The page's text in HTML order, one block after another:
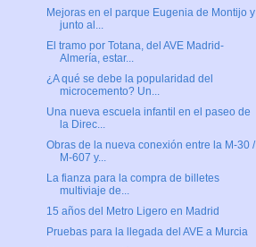
Mejoras en el parque Eugenia de Montijo y
junto al...
El tramo por Totana, del AVE Madrid-
Almería, estar...
¿A qué se debe la popularidad del
microcemento? Un...
Una nueva escuela infantil en el paseo de
la Direc...
Obras de la nueva conexión entre la M-30 /
M-607 y...
La fianza para la compra de billetes
multiviaje de...
15 años del Metro Ligero en Madrid
Pruebas para la llegada del AVE a Murcia